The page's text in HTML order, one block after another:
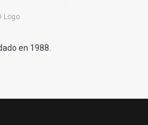
Logo
en 1988.